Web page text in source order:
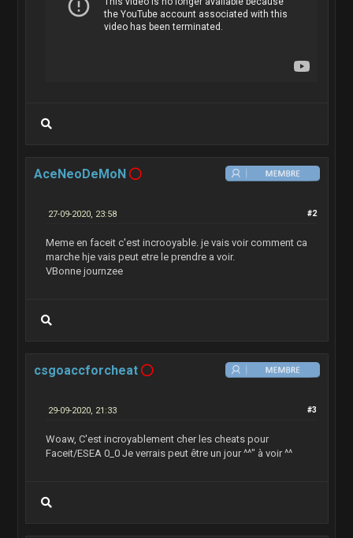
AceNeoDeMoN
#2
27-09-2020, 23:58
Meme en faceit c'est incrooyable. je vais voir comment ca
marche hje vais peut etre le prendre a voir.
VBonne journzee
csgoaccforcheat
#3
29-09-2020, 21:33
Woaw, C'est incroyablement cher les cheats pour
Faceit/ESEA 0_0 Je verrais peut être un jour ^^" à voir ^^